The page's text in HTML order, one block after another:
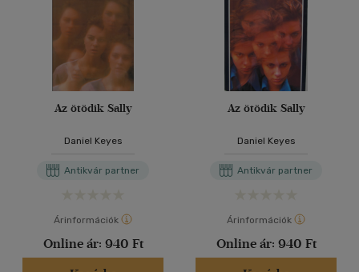
Az ötödik Sally
Daniel Keyes
Antikvár partner
Árinformációk
Online ár: 940 Ft
Az ötödik Sally
Daniel Keyes
Antikvár partner
Árinformációk
Online ár: 940 Ft